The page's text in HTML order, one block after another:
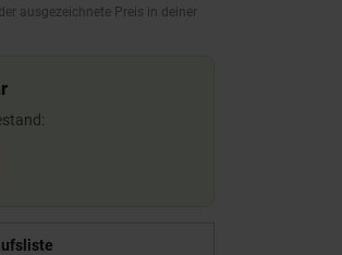
ausgezeichnete Preis in deiner